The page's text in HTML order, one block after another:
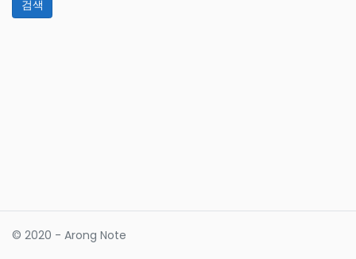
검색
© 2020 - Arong Note